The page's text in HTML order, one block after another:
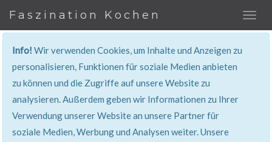
Faszination Kochen
Info!Wir verwenden Cookies, um Inhalte und Anzeigen zu
personalisieren, Funktionen für soziale Medien anbieten
zu können und die Zugriffe auf unsere Website zu
analysieren. Außerdem geben wir Informationen zu Ihrer
Verwendung unserer Website an unsere Partner für
soziale Medien, Werbung und Analysen weiter. Unsere
REZEPT
Super erklärt & lecker...!